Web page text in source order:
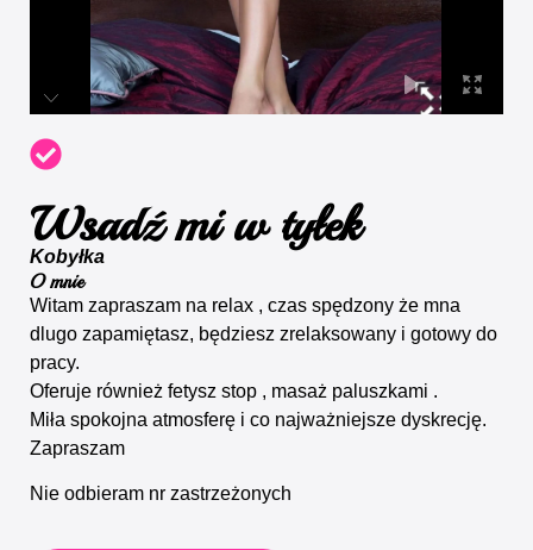
Wsadź mi w tyłek
Kobyłka
O mnie
Witam zapraszam na relax , czas spędzony że mna
dlugo zapamiętasz, będziesz zrelaksowany i gotowy do
pracy.
Oferuje również fetysz stop , masaż paluszkami .
Miła spokojna atmosferę i co najważniejsze dyskrecję.
Zapraszam
Nie odbieram nr zastrzeżonych